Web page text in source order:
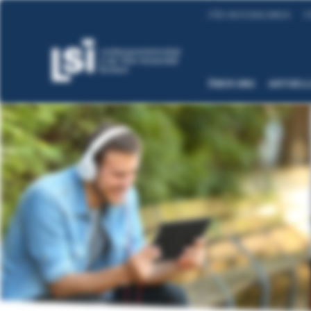
ÜBER UNS